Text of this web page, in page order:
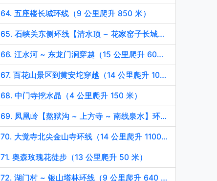
64. 五座楼长城环线（9 公里爬升 850 米）
65. 石峡关东侧环线【清水顶 ~ 花家窑子长城】（8 公里爬升 770 米）
66. 江水河 ~ 东龙门涧穿越（15 公里爬升 600 米）
67. 百花山景区到黄安坨穿越（14 公里爬升 1000 米）
68. 中门寺挖水晶（4 公里爬升 150 米）
69. 凤凰岭【熬狱沟 ~ 上方寺 ~ 南线泉水】环线（9 公里爬升 900 米）
70. 大觉寺北尖金山寺环线（14 公里爬升 1100 米）
71. 奥森玫瑰花徒步（13 公里爬升 50 米）
72. 湖门村 ~ 银山塔林环线（9 公里爬升 640 米）